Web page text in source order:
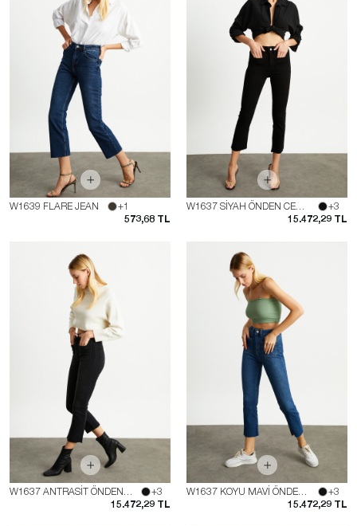
W1639 FLARE JEAN
+1
573,68 TL
W1637 SİYAH ÖNDEN CEPLİ FLARE JEAN
+3
15.472,29 TL
W1637 ANTRASİT ÖNDEN CEPLİ FLARE JEAN
+3
15.472,29 TL
W1637 KOYU MAVİ ÖNDEN CEPLİ FLARE JEAN
+3
15.472,29 TL